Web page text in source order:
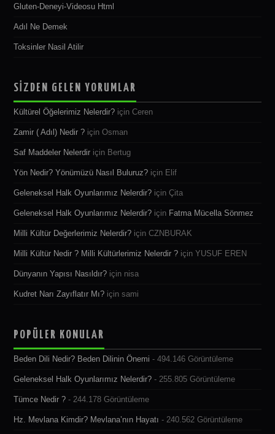
Gluten-Deneyi-Videosu Html
Adıl Ne Demek
Toksinler Nasil Atilir
SİZDEN GELEN YORUMLAR
Kültürel Öğelerimiz Nelerdir? içinCeren
Zamir ( Adıl) Nedir ? içinOsman
Saf Maddeler Nelerdir için Bertug
Yön Nedir? Yönümüzü Nasıl Buluruz? için Elif
Geleneksel Halk Oyunlarımız Nelerdir? içinÇita
Geleneksel Halk Oyunlarımız Nelerdir? için Fatma Mücella Sönmez
Milli Kültür Değerlerimiz Nelerdir? içinCZNBURAK
Milli Kültür Nedir ? Milli Kültürlerimiz Nelerdir ? için YUSUF EREN
Dünyanın Yapısı Nasıldır? için nisa
Kudret Narı Zayıflatır Mı? içinsami
POPÜLER KONULAR
Beden Dili Nedir? Beden Dilinin Önemi - 494.146 Görüntüleme
Geleneksel Halk Oyunlarımız Nelerdir? - 255.805 Görüntüleme
Tümce Nedir ? - 244.178 Görüntüleme
Hz. Mevlana Kimdir? Mevlana’nın Hayatı - 240.562 Görüntüleme